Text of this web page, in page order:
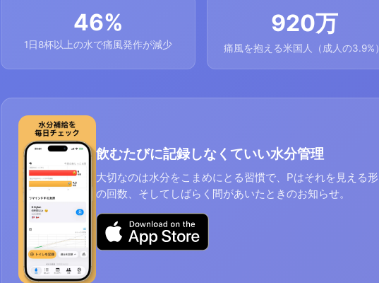
46%
1日8杯以上の水で痛風発作が減少
920万
痛風を抱える米国人（成人の3.9%）
飲むたびに記録しなくていい水分管理
大切なのは水分をこまめにとる習慣で、Pはそれを見える
の回数、そしてしばらく間があいたときのお知らせ。